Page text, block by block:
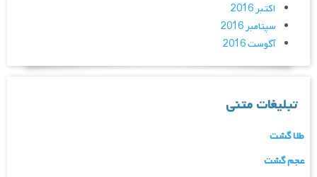
اکتبر 2016
سپتامبر 2016
آگوست 2016
تبلیغات متنی
طلا گشت
عجم گشت